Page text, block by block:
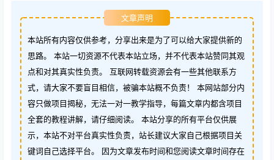
文章声明
本站所有内容仅供参考，分享出来是为了可以给大家提供新的
思路。 本站一切资源不代表本站立场，并不代表本站赞同其观
点和对其真实性负责。 互联网转载资源会有一些其他联系方
式，请大家不要盲目相信，被骗本站概不负责！ 本网站部分内
容只做项目揭秘，无法一对一教学指导，每篇文章内都含项目
全套的教程讲解，请仔细阅读。 本站分享的所有平台仅供展
示，本站不对平台真实性负责，站长建议大家自己根据项目关
键词自己选择平台。 因为文章发布时间和您阅读文章时间存在